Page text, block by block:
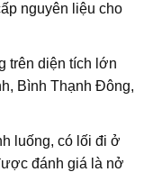
nguyên liệu cho
trên diện tích lớn
Bình Thạnh Đông,
luống, có lối đi ở
đánh giá là nở